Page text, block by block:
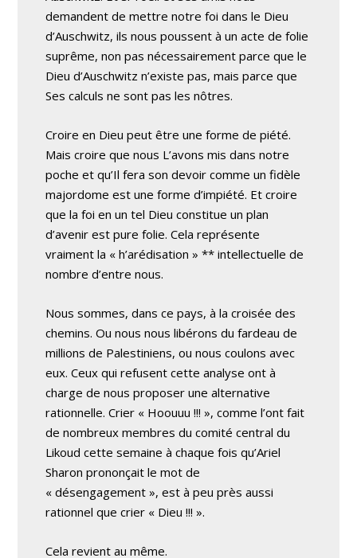
demandent de mettre notre foi dans le Dieu
d’Auschwitz, ils nous poussent à un acte de folie
suprême, non pas nécessairement parce que le
Dieu d’Auschwitz n’existe pas, mais parce que
Ses calculs ne sont pas les nôtres.
Croire en Dieu peut être une forme de piété.
Mais croire que nous L’avons mis dans notre
poche et qu’Il fera son devoir comme un fidèle
majordome est une forme d’impiété. Et croire
que la foi en un tel Dieu constitue un plan
d’avenir est pure folie. Cela représente
vraiment la « h’arédisation » ** intellectuelle de
nombre d’entre nous.
Nous sommes, dans ce pays, à la croisée des
chemins. Ou nous nous libérons du fardeau de
millions de Palestiniens, ou nous coulons avec
eux. Ceux qui refusent cette analyse ont à
charge de nous proposer une alternative
rationnelle. Crier « Hoouuu !!! », comme l’ont fait
de nombreux membres du comité central du
Likoud cette semaine à chaque fois qu’Ariel
Sharon prononçait le mot de
« désengagement », est à peu près aussi
rationnel que crier « Dieu !!! ».
Cela revient au même.